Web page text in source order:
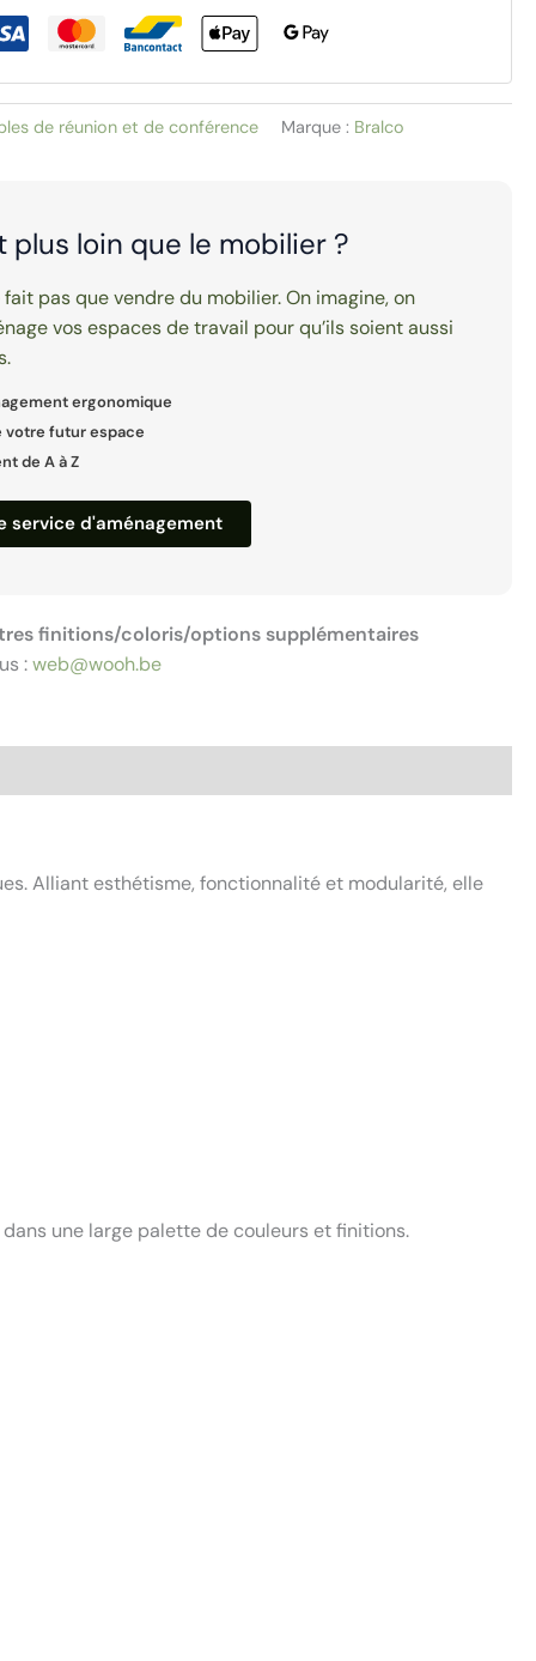
de réunion et de conférence Marque : Bralco
plus loin que le mobilier ?
fait pas que vendre du mobilier. On imagine, on
vos espaces de travail pour qu’ils soient aussi
ergonomique
votre futur espace
de A à Z
service d'aménagement
finitions/coloris/options supplémentaires
:web@wooh.be
Alliant esthétisme, fonctionnalité et modularité, elle
une large palette de couleurs et finitions.